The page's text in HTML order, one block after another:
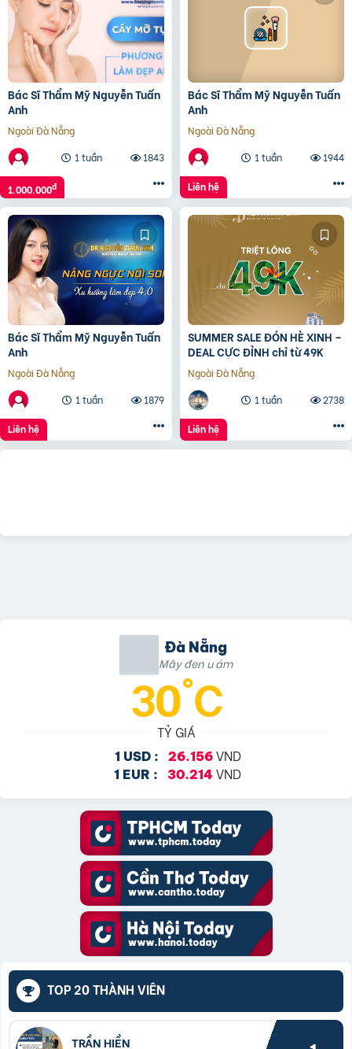
Bác Sĩ Thẩm Mỹ Nguyễn Tuấn
Anh
Ngoài Đà Nẵng
1 tuần
1843
1.000.000đ
Bác Sĩ Thẩm Mỹ Nguyễn Tuấn
Anh
Ngoài Đà Nẵng
1 tuần
1944
Liên hệ
Bác Sĩ Thẩm Mỹ Nguyễn Tuấn
Anh
Ngoài Đà Nẵng
1 tuần
1879
Liên hệ
SUMMER SALE ĐÓN HÈ XINH –
DEAL CỰC ĐỈNH chỉ từ 49K
Ngoài Đà Nẵng
1 tuần
2738
Liên hệ
Đà Nẵng
Mây đen u ám
30°C
TỶ GIÁ
1 USD : 26.156VND
1 EUR : 30.214 VND
TOP 20 THÀNH VIÊN
TRẦN HIỀN